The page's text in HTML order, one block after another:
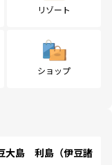
リゾート
ショップ
島 利島（伊豆諸